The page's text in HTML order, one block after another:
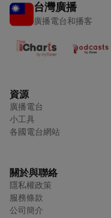
台灣廣播
廣播電台和播客
資源
廣播電台
小工具
各國電台網站
關於與聯絡
隱私權政策
服務條款
公司簡介